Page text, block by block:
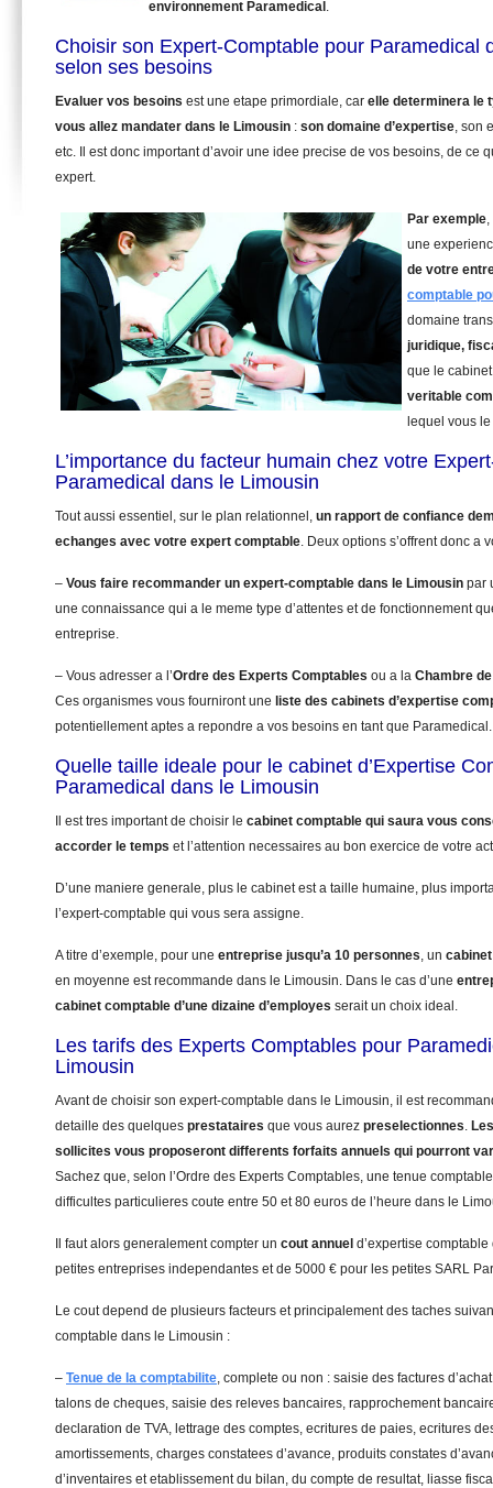
environnement Paramedical .
Choisir son Expert-Comptable pour Paramedical
selon ses besoins
Evaluer vos besoins est une etape primordiale, car elle determinera le
vous allez mandater dans le Limousin : son domaine d’expertise, son
etc. Il est donc important d’avoir une idee precise de vos besoins, de ce
expert.
Par exemple
une
de votre
comptable
domaine
juridique,
que le
veritable
lequel vous
L’importance du facteur humain chez votre
Paramedical dans le Limousin
Tout aussi essentiel, sur le plan relationnel, un rapport de confiance
echanges avec votre expert comptable. Deux options s’offrent donc a
– Vous faire recommander un expert-comptable dans le Limousin par
une connaissance qui a le meme type d’attentes et de fonctionnement
entreprise.
– Vous adresser a l’Ordre des Experts Comptables ou a la Chambre
Ces organismes vous fourniront une liste des cabinets d’expertise
potentiellement aptes a repondre a vos besoins en tant que Paramedical.
Quelle taille ideale pour le cabinet d’Expertise
Paramedical dans le Limousin
Il est tres important de choisir le cabinet comptable qui saura vous
accorder le temps et l’attention necessaires au bon exercice de votre
D’une maniere generale, plus le cabinet est a taille humaine, plus
l’expert-comptable qui vous sera assigne.
A titre d’exemple, pour une entreprise jusqu’a 10 personnes, un
en moyenne est recommande dans le Limousin. Dans le cas d’une
cabinet comptable d’une dizaine d’employes serait un choix ideal.
Les tarifs des Experts Comptables pour
Limousin
Avant de choisir son expert-comptable dans le Limousin, il est
detaille des quelques prestataires que vous aurez preselectionnes.
sollicites vous proposeront differents forfaits annuels qui pourront
Sachez que, selon l’Ordre des Experts Comptables, une tenue
difficultes particulieres coute entre 50 et 80 euros de l’heure dans le
Il faut alors generalement compter un cout annuel d’expertise
petites entreprises independantes et de 5000 € pour les petites SARL
Le cout depend de plusieurs facteurs et principalement des taches
comptable dans le Limousin :
– Tenue de la comptabilite, complete ou non : saisie des factures
talons de cheques, saisie des releves bancaires, rapprochement
declaration de TVA, lettrage des comptes, ecritures de paies, ecritures
amortissements, charges constatees d’avance, produits constates
d’inventaires et etablissement du bilan, du compte de resultat, liasse